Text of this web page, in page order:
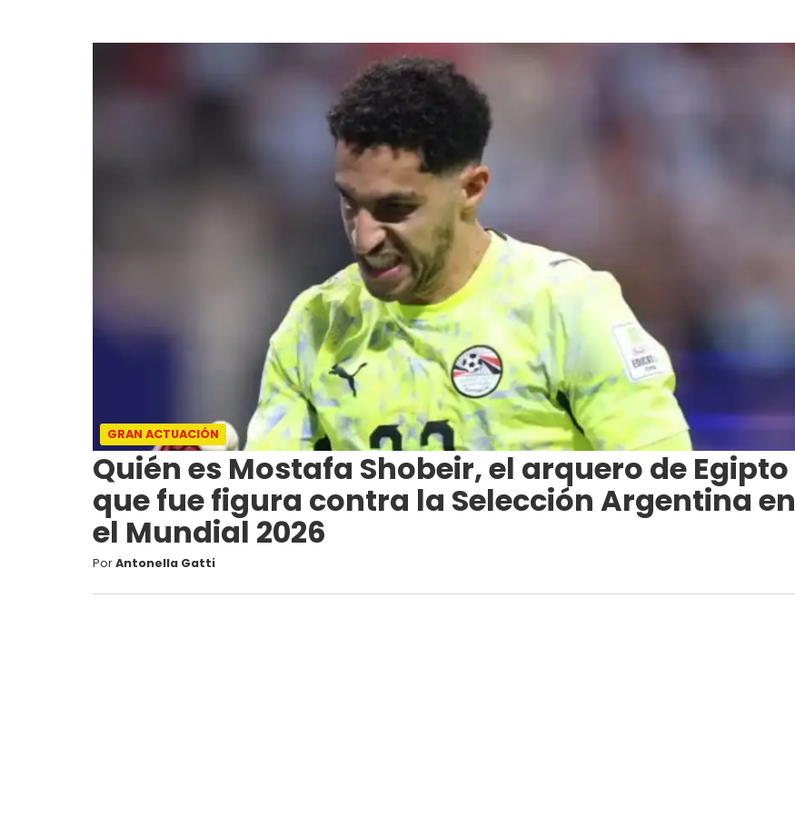
GRAN ACTUACIÓN
Quién es Mostafa Shobeir, el arquero de Egipto
que fue figura contra la Selección Argentina en
el Mundial 2026
PorAntonella Gatti